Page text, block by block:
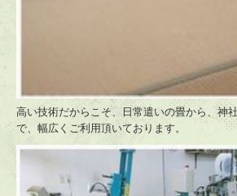
高い技術だからこそ、日常遣いの畳から、神
で、幅広くご利用頂いております。